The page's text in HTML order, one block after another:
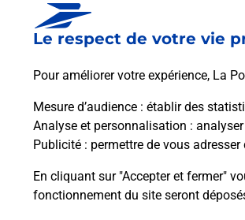
Le respect de votre vie
Pour améliorer votre expérience, La
Mesure d’audience : établir des
Analyse et personnalisation :
Publicité : permettre de vous
En cliquant sur "Accepter et fermer"
fonctionnement du site seront
Boîte aux lettres La
Prochaine collecte du courrier
31220 Couladere
Itinéraire